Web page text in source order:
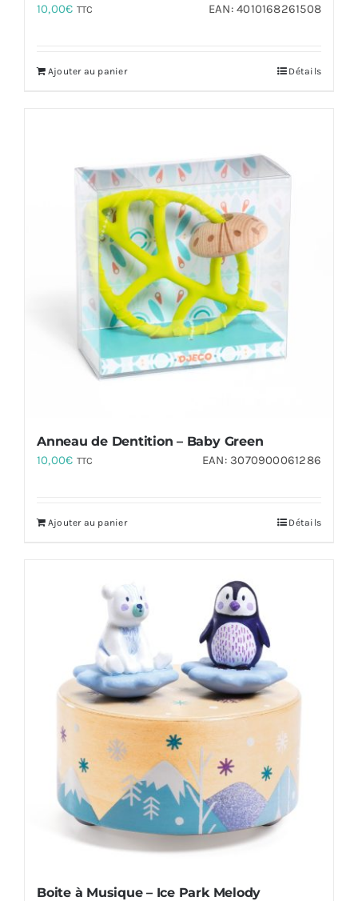
10,00€ TTC EAN:4010168261508
Ajouter au panier Détails
Anneau de Dentition – Baby Green
10,00€ TTC EAN:3070900061286
Ajouter au panier Détails
Boite à Musique – Ice Park Melody